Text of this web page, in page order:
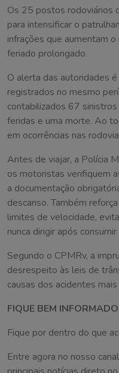
Os 25 postos rodoviários
para intensificar o
infrações que aumentam
feriado prolongado.
O alerta das autoridades
registrados no mesmo
contabilizados 67
feridas e uma morte. Ao
em ocorrências nas
Antes de viajar, a Polícia
os motoristas verifiquem
a documentação
descanso. Também
limites de velocidade,
nunca dirigir após
Segundo o CPMRv, a
desrespeito às leis de
causas dos acidentes
FIQUE BEM
Fique por dentro do que
Entre agora no nosso